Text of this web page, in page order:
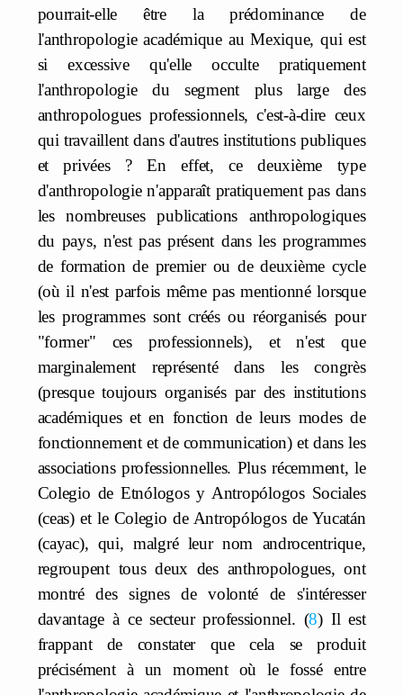
pourrait-elle être la prédominance de
l'anthropologie académique au Mexique, qui est
si excessive qu'elle occulte pratiquement
l'anthropologie du segment plus large des
anthropologues professionnels, c'est-à-dire ceux
qui travaillent dans d'autres institutions publiques
et privées ? En effet, ce deuxième type
d'anthropologie n'apparaît pratiquement pas dans
les nombreuses publications anthropologiques
du pays, n'est pas présent dans les programmes
de formation de premier ou de deuxième cycle
(où il n'est parfois même pas mentionné lorsque
les programmes sont créés ou réorganisés pour
"former" ces professionnels), et n'est que
marginalement représenté dans les congrès
(presque toujours organisés par des institutions
académiques et en fonction de leurs modes de
fonctionnement et de communication) et dans les
associations professionnelles. Plus récemment, le
Colegio de Etnólogos y Antropólogos Sociales
(ceas) et le Colegio de Antropólogos de Yucatán
(cayac), qui, malgré leur nom androcentrique,
regroupent tous deux des anthropologues, ont
montré des signes de volonté de s'intéresser
davantage à ce secteur professionnel.
8 Il est
frappant de constater que cela se produit
précisément à un moment où le fossé entre